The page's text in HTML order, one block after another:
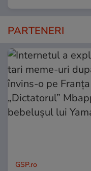
PARTENERI
GSP.ro